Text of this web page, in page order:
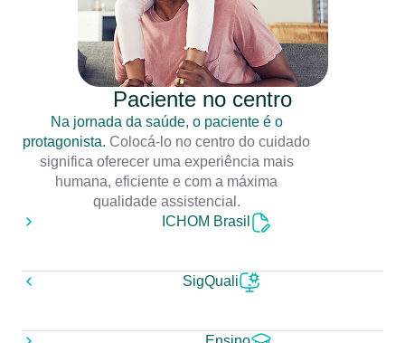
Paciente no centro
Na jornada da saúde, o paciente é o
protagonista. Colocá-lo no centro do cuidado
significa oferecer uma experiência mais
humana, eficiente e com a máxima
qualidade assistencial.
ICHOM Brasil
SigQuali